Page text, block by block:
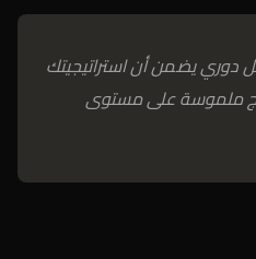
يضمن أن استراتيجيتك
ملموسة على مستوى